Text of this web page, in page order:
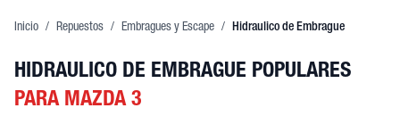
Inicio / Repuestos / Embragues y Escape / Hidraulico de Embrague
HIDRAULICO DE EMBRAGUE POPULARES
PARA MAZDA 3